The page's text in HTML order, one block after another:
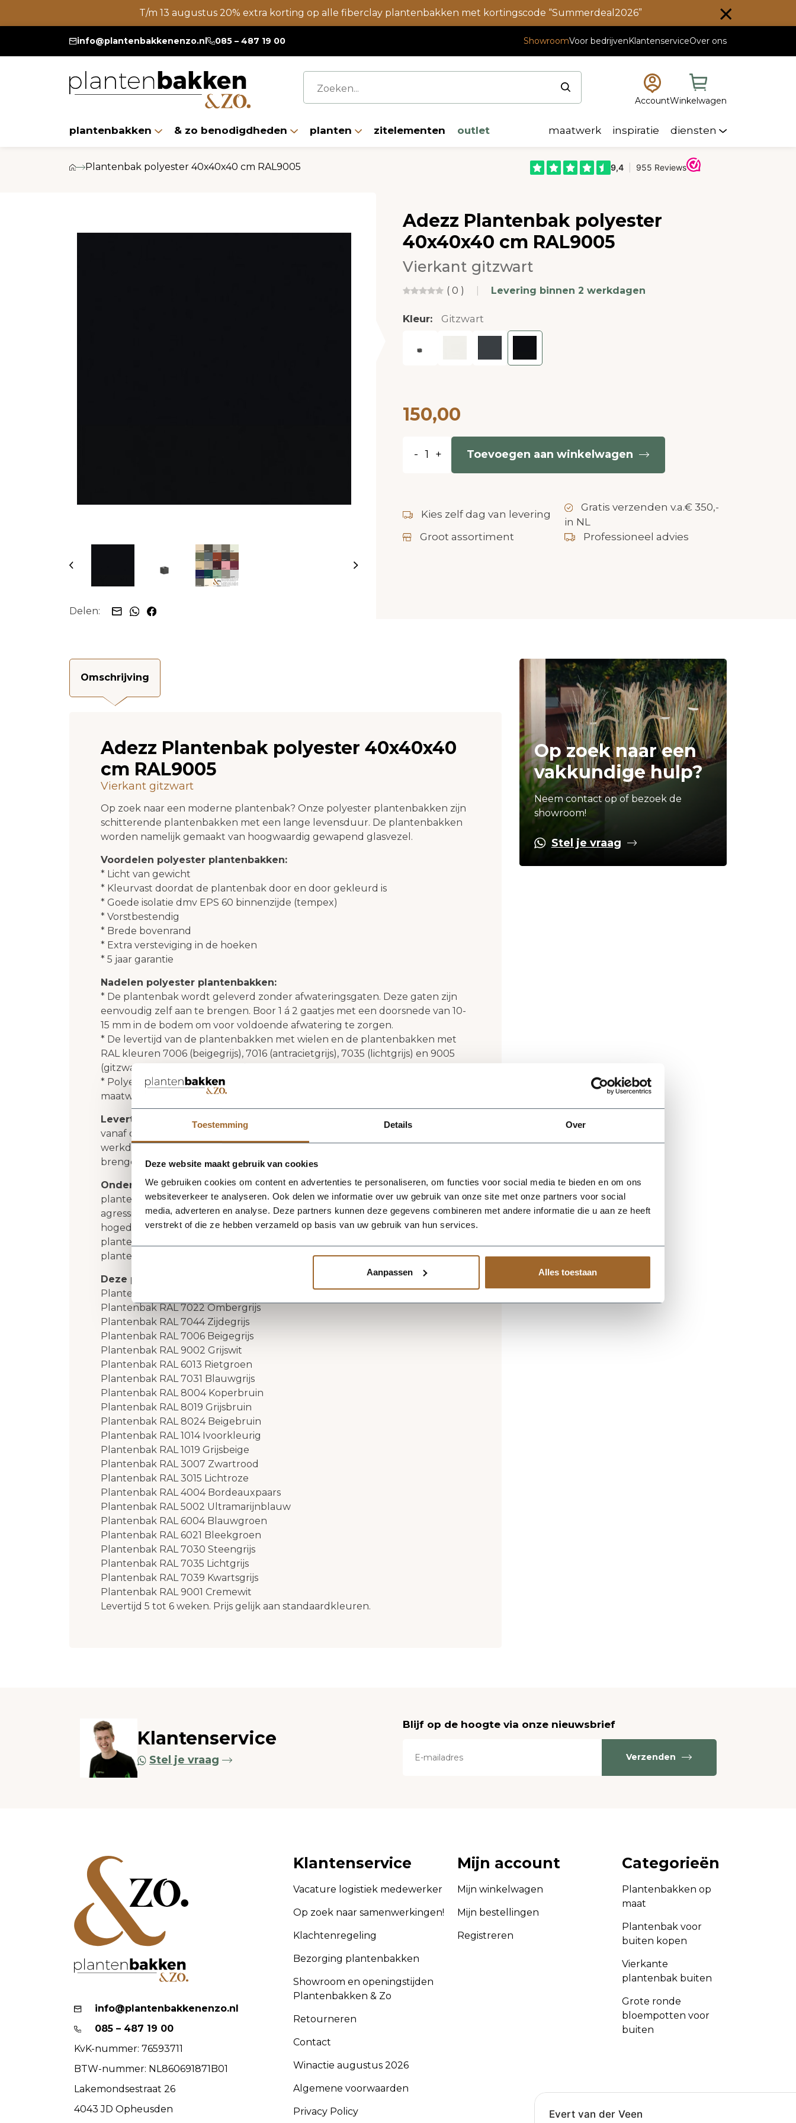
Toestemming Details Over
Deze website maakt gebruik van cookies
We gebruiken cookies om content en advertenties te personaliseren, om functies voor social media te bieden en om ons
websiteverkeer te analyseren. Ook delen we informatie over uw gebruik van onze site met onze partners voor social
media, adverteren en analyse. Deze partners kunnen deze gegevens combineren met andere informatie die u aan ze heeft
verstrekt of die ze hebben verzameld op basis van uw gebruik van hun services.
Aanpassen Alles toestaan
T/m 13 augustus 20% extra korting op alle fiberclay plantenbakken met kortingscode “Summerdeal2026”
info@plantenbakkenenzo.nl 085 – 487 19 00 ShowroomVoor bedrijvenKlantenserviceOver ons
AccountWinkelwagen
plantenbakken & zo benodigdheden planten zitelementen outlet maatwerk inspiratie diensten
Plantenbak polyester 40x40x40 cm RAL9005
Delen:
Adezz Plantenbak polyester
40x40x40 cm RAL9005
Vierkant gitzwart
( 0 ) Levering binnen 2 werkdagen
Kleur: Gitzwart
150,00
- + Toevoegen aan winkelwagen
Kies zelf dag van levering
Gratis verzenden v.a.€ 350,-
in NL
Groot assortiment
Professioneel advies
Omschrijving
Adezz Plantenbak polyester 40x40x40
cm RAL9005
Vierkant gitzwart
Op zoek naar een moderne plantenbak? Onze polyester plantenbakken zijn
schitterende plantenbakken met een lange levensduur. De plantenbakken
worden namelijk gemaakt van hoogwaardig gewapend glasvezel.
Voordelen polyester plantenbakken:
* Licht van gewicht
* Kleurvast doordat de plantenbak door en door gekleurd is
* Goede isolatie dmv EPS 60 binnenzijde (tempex)
* Vorstbestendig
* Brede bovenrand
* Extra versteviging in de hoeken
* 5 jaar garantie
Nadelen polyester plantenbakken:
* De plantenbak wordt geleverd zonder afwateringsgaten. Deze gaten zijn
eenvoudig zelf aan te brengen. Boor 1 á 2 gaatjes met een doorsnede van 10-
15 mm in de bodem om voor voldoende afwatering te zorgen.
* De levertijd van de plantenbakken met wielen en de plantenbakken met
RAL kleuren 7006 (beigegrijs), 7016 (antracietgrijs), 7035 (lichtgrijs) en 9005
(gitzwart) is gemiddeld 4-6 weken
* Polyester plantenbakken zijn niet te bestellen in afwijkende maten,
maatwerk is niet mogelijk
Levertijd
: Onze vierkante polyester plantenbakken worden rechtstreeks
vanaf de fabriek bij jouw thuisbezorgd. Dit gebeurd eigenlijk altijd binnen 4
werkdagen. In sommige gevallen is de levertijd langer (zie nadelen), wij
brengen jou hier uiteraard van op de hoogte!
Onderhoud polyester plantenbakken: Wij adviseren de polyester
plantenbakken tweemaal per jaar schoon te maken. Uiteraard niet met
agressieve schoonmaakmiddelen, staalwol, schuurpapier of
hogedrukreiniger. Het beste product voor het reinigen van je polyester
plantenbak is de "
plantenbak en geeft je plantenbak een nieuwe beschermlaag.
Deze plantenbakken zijn ook leverbaar in onderstaande RAL kleuren
Plantenbak RAL 1015 licht ivoorkleurig
Plantenbak RAL 7022 Ombergrijs
Plantenbak RAL 7044 Zijdegrijs
Plantenbak RAL 7006 Beigegrijs
Plantenbak RAL 9002 Grijswit
Plantenbak RAL 6013 Rietgroen
Plantenbak RAL 7031 Blauwgrijs
Plantenbak RAL 8004 Koperbruin
Plantenbak RAL 8019 Grijsbruin
Plantenbak RAL 8024 Beigebruin
Plantenbak RAL 1014 Ivoorkleurig
Plantenbak RAL 1019 Grijsbeige
Plantenbak RAL 3007 Zwartrood
Plantenbak RAL 3015 Lichtroze
Plantenbak RAL 4004 Bordeauxpaars
Plantenbak RAL 5002 Ultramarijnblauw
Plantenbak RAL 6004 Blauwgroen
Plantenbak RAL 6021 Bleekgroen
Plantenbak RAL 7030 Steengrijs
Plantenbak RAL 7035 Lichtgrijs
Plantenbak RAL 7039 Kwartsgrijs
Plantenbak RAL 9001 Cremewit
Levertijd 5 tot 6 weken. Prijs gelijk aan standaardkleuren.
Op zoek naar een
vakkundige hulp?
Neem contact op of bezoek de
showroom!
Stel je vraag
Klantenservice
Stel je vraag
Blijf op de hoogte via onze nieuwsbrief
Verzenden
info@plantenbakkenenzo.nl
085 – 487 19 00
KvK-nummer: 76593711
BTW-nummer: NL860691871B01
Lakemondsestraat 26
4043 JD Opheusden
Klantenservice
Vacature logistiek medewerker
Op zoek naar samenwerkingen!
Klachtenregeling
Bezorging plantenbakken
Showroom en openingstijden
Plantenbakken & Zo
Retourneren
Contact
Winactie augustus 2026
Algemene voorwaarden
Privacy Policy
Mijn account
Mijn winkelwagen
Mijn bestellingen
Registreren
Categorieën
Plantenbakken op
maat
Plantenbak voor
buiten kopen
Vierkante
plantenbak buiten
Grote ronde
bloempotten voor
buiten